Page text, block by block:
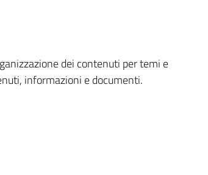
dei contenuti per temi e
informazioni e documenti.